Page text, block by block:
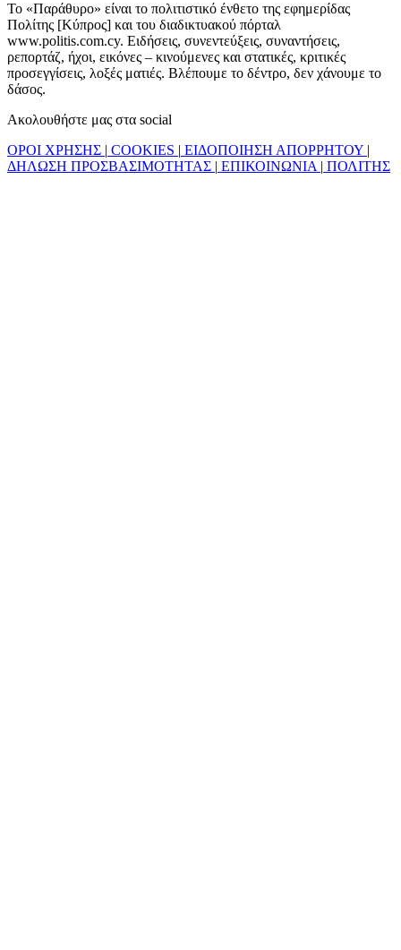
Το «Παράθυρο» είναι το πολιτιστικό ένθετο της εφημερίδας
Πολίτης [Κύπρος] και του διαδικτυακού πόρταλ
www.politis.com.cy. Ειδήσεις, συνεντεύξεις, συναντήσεις,
ρεπορτάζ, ήχοι, εικόνες – κινούμενες και στατικές, κριτικές
προσεγγίσεις, λοξές ματιές. Βλέπουμε το δέντρο, δεν χάνουμε το
δάσος.
Ακολουθήστε μας στα social
ΟΡΟΙ ΧΡΗΣΗΣ | COOKIES | ΕΙΔΟΠΟΙΗΣΗ ΑΠΟΡΡΗΤΟΥ |
ΔΗΛΩΣΗ ΠΡΟΣΒΑΣΙΜΟΤΗΤΑΣ | ΕΠΙΚΟΙΝΩΝΙΑ | ΠΟΛΙΤΗΣ